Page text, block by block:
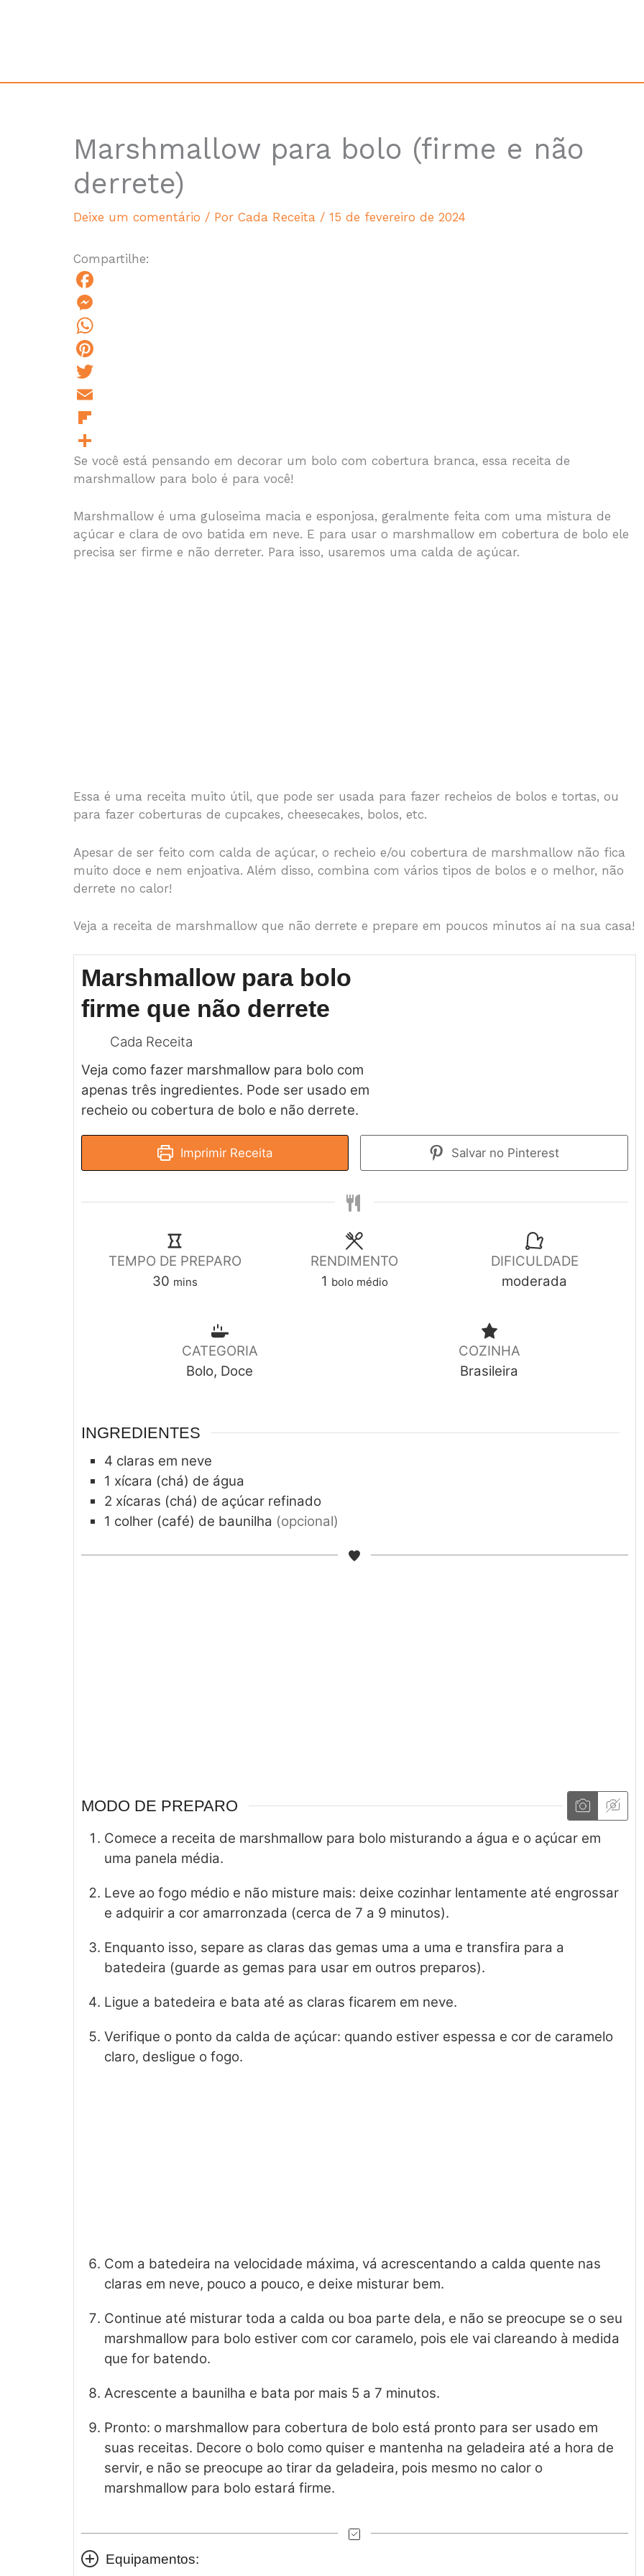
Marshmallow para bolo (firme e não
derrete)
Deixe um comentário / Por Cada Receita / 15 de fevereiro de 2024
Compartilhe:
F
a
c
e
b
o
k
M
e
s
s
n
g
e
r
W
h
a
s
A
p
p
P
e
r
e
s
t
T
w
t
t
e
r
m
a
i
l
F
l
i
p
b
o
S
h
a
r
e
Se você está pensando em decorar um bolo com cobertura branca, essa receita de
marshmallow para bolo é para você!
Marshmallow é uma guloseima macia e esponjosa, geralmente feita com uma mistura de
açúcar e clara de ovo batida em neve. E para usar o marshmallow em cobertura de bolo ele
precisa ser firme e não derreter. Para isso, usaremos uma calda de açúcar.
Essa é uma receita muito útil, que pode ser usada para fazer recheios de bolos e tortas, ou
para fazer coberturas de cupcakes, cheesecakes, bolos, etc.
Apesar de ser feito com calda de açúcar, o recheio e/ou cobertura de marshmallow não fica
muito doce e nem enjoativa. Além disso, combina com vários tipos de bolos e o melhor, não
derrete no calor!
Veja a receita de marshmallow que não derrete e prepare em poucos minutos aí na sua casa!
Marshmallow para bolo
firme que não derrete
Cada Receita
Veja como fazer marshmallow para bolo com
apenas três ingredientes. Pode ser usado em
recheio ou cobertura de bolo e não derrete.
Imprimir Receita Salvar no Pinterest
TEMPO DE PREPARO
30
minutes
mins
RENDIMENTO
1 bolo médio
DIFICULDADE
moderada
CATEGORIA
Bolo, Doce
COZINHA
Brasileira
INGREDIENTES
4 claras em neve
1 xícara (chá) de água
2 xícaras (chá) de açúcar refinado
1 colher (café) de baunilha (opcional)
MODO DE PREPARO
Comece a receita de marshmallow para bolo misturando a água e o açúcar em
uma panela média.
Leve ao fogo médio e não misture mais: deixe cozinhar lentamente até engrossar
e adquirir a cor amarronzada (cerca de 7 a 9 minutos).
Enquanto isso, separe as claras das gemas uma a uma e transfira para a
batedeira (guarde as gemas para usar em outros preparos).
Ligue a batedeira e bata até as claras ficarem em neve.
Verifique o ponto da calda de açúcar: quando estiver espessa e cor de caramelo
claro, desligue o fogo.
Com a batedeira na velocidade máxima, vá acrescentando a calda quente nas
claras em neve, pouco a pouco, e deixe misturar bem.
Continue até misturar toda a calda ou boa parte dela, e não se preocupe se o seu
marshmallow para bolo estiver com cor caramelo, pois ele vai clareando à medida
que for batendo.
Acrescente a baunilha e bata por mais 5 a 7 minutos.
Pronto: o marshmallow para cobertura de bolo está pronto para ser usado em
suas receitas. Decore o bolo como quiser e mantenha na geladeira até a hora de
servir, e não se preocupe ao tirar da geladeira, pois mesmo no calor o
marshmallow para bolo estará firme.
Equipamentos: